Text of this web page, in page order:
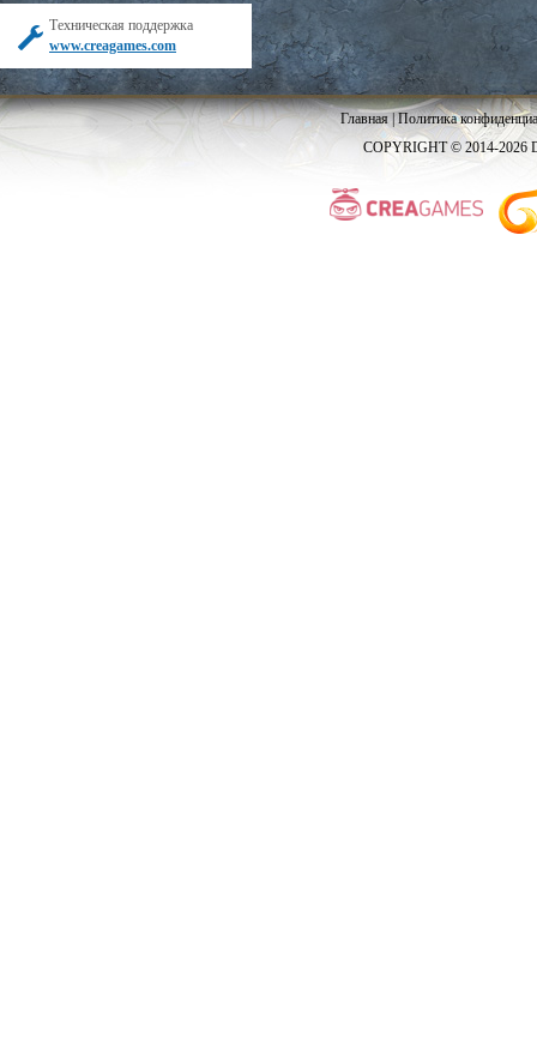
Техническая поддержка
www.creagames.com
Главная|Политика
COPYRIGHT © 2014-2026